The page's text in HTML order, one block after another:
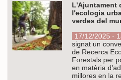
L'Ajuntament
l'ecologia
verdes del
17/12/2025 -
signat un
de Recerca
Forestals per
en matèria
millores en la